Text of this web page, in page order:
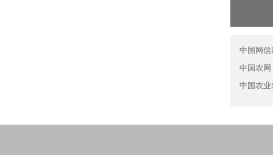
中国网信
中国农网
中国农业